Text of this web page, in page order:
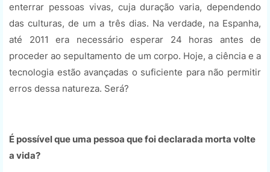
enterrar pessoas vivas, cuja duração varia, dependendo
das culturas, de um a três dias. Na verdade, na Espanha,
até 2011 era necessário esperar 24 horas antes de
proceder ao sepultamento de um corpo. Hoje, a ciência e a
tecnologia estão avançadas o suficiente para não permitir
erros dessa natureza. Será?
É possível que uma pessoa que foi declarada morta volte
a vida?